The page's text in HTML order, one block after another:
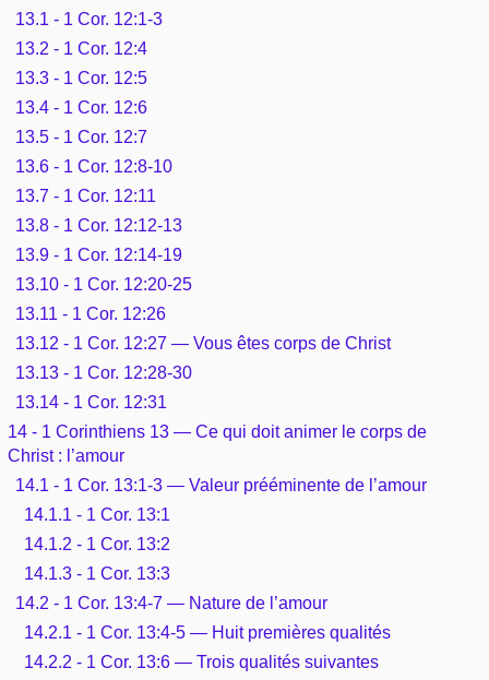
13.1 - 1 Cor. 12:1-3
13.2 - 1 Cor. 12:4
13.3 - 1 Cor. 12:5
13.4 - 1 Cor. 12:6
13.5 - 1 Cor. 12:7
13.6 - 1 Cor. 12:8-10
13.7 - 1 Cor. 12:11
13.8 - 1 Cor. 12:12-13
13.9 - 1 Cor. 12:14-19
13.10 - 1 Cor. 12:20-25
13.11 - 1 Cor. 12:26
13.12 - 1 Cor. 12:27 — Vous êtes corps de Christ
13.13 - 1 Cor. 12:28-30
13.14 - 1 Cor. 12:31
14 - 1 Corinthiens 13 — Ce qui doit animer le corps de
Christ : l’amour
14.1 - 1 Cor. 13:1-3 — Valeur prééminente de l’amour
14.1.1 - 1 Cor. 13:1
14.1.2 - 1 Cor. 13:2
14.1.3 - 1 Cor. 13:3
14.2 - 1 Cor. 13:4-7 — Nature de l’amour
14.2.1 - 1 Cor. 13:4-5 — Huit premières qualités
14.2.2 - 1 Cor. 13:6 — Trois qualités suivantes